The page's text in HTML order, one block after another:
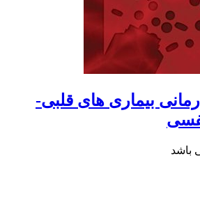
بیماری های قلبی-
باشد